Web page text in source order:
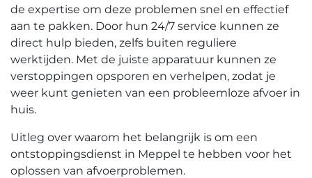
de expertise om deze problemen snel en effectief
aan te pakken.​ Door hun 24/7 service kunnen ze
direct hulp bieden, zelfs buiten reguliere
werktijden.​ Met de juiste apparatuur kunnen ze
verstoppingen opsporen en verhelpen, zodat je
weer kunt genieten van een probleemloze afvoer in
huis.​
Uitleg over waarom het belangrijk is om een
ontstoppingsdienst in Meppel te hebben voor het
oplossen van afvoerproblemen.